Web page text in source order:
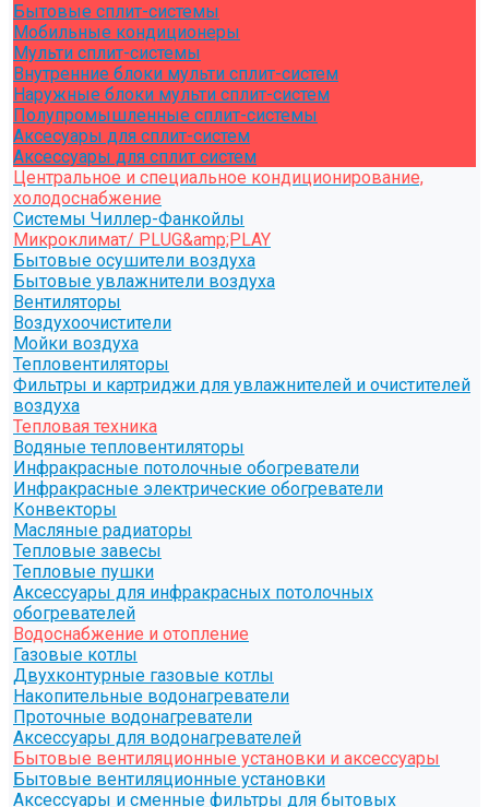
Бытовые сплит-системы
Мобильные кондиционеры
Мульти сплит-системы
Внутренние блоки мульти сплит-систем
Наружные блоки мульти сплит-систем
Полупромышленные сплит-системы
Аксесуары для сплит-систем
Аксессуары для сплит систем
Центральное и специальное кондиционирование,
холодоснабжение
Системы Чиллер-Фанкойлы
Микроклимат/ PLUG&amp;PLAY
Бытовые осушители воздуха
Бытовые увлажнители воздуха
Вентиляторы
Воздухоочистители
Мойки воздуха
Тепловентиляторы
Фильтры и картриджи для увлажнителей и очистителей
воздуха
Тепловая техника
Водяные тепловентиляторы
Инфракрасные потолочные обогреватели
Инфракрасные электрические обогреватели
Конвекторы
Масляные радиаторы
Тепловые завесы
Тепловые пушки
Аксессуары для инфракрасных потолочных
обогревателей
Водоснабжение и отопление
Газовые котлы
Двухконтурные газовые котлы
Накопительные водонагреватели
Проточные водонагреватели
Аксессуары для водонагревателей
Бытовые вентиляционные установки и аксессуары
Бытовые вентиляционные установки
Аксессуары и сменные фильтры для бытовых